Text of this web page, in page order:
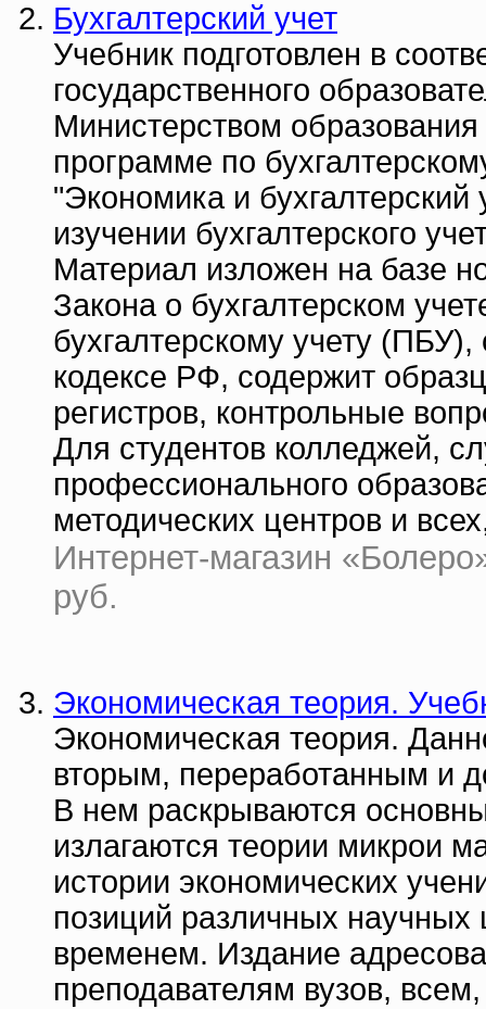
Бухгалтерский учет
Учебник подготовлен в
государственного
Министерством
программе по
"Экономика и
изучении бухгалтерского
Материал изложен на базе
Закона о бухгалтерском
бухгалтерскому учету
кодексе РФ, содержит
регистров, контрольные
Для студентов колледжей,
профессионального
методических центров и
Интернет-магазин
руб.
Экономическая теория.
Экономическая теория.
вторым, переработанным и
В нем раскрываются
излагаются теории микрои
истории экономических
позиций различных
временем. Издание
преподавателям вузов,